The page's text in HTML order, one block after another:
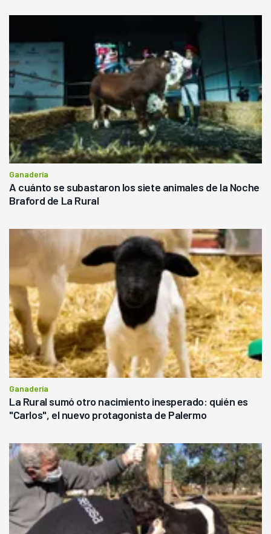
Ganadería
A cuánto se subastaron los siete animales de la Noche
Braford de La Rural
Ganadería
La Rural sumó otro nacimiento inesperado: quién es
"Carlos", el nuevo protagonista de Palermo